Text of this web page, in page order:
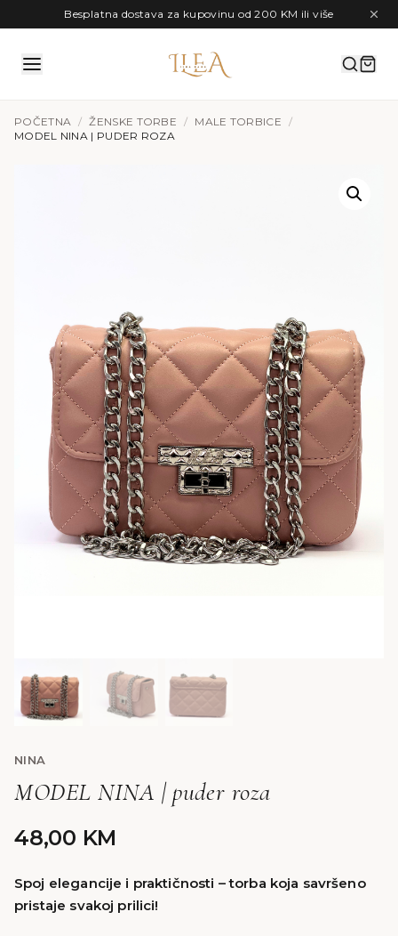
Preskoči na sadržajBesplatna dostava za kupovinu od 200 KM ili više
POČETNA / ŽENSKE TORBE / MALE TORBICE /
MODEL NINA | PUDER ROZA
NINA
MODEL NINA | puder roza
48,00 KM
Spoj elegancije i praktičnosti – torba koja savršeno
pristaje svakoj prilici!